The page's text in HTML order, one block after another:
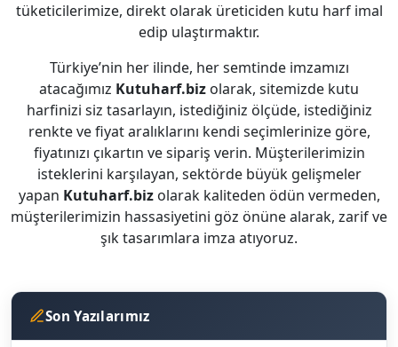
tüketicilerimize, direkt olarak üreticiden kutu harf imal
edip ulaştırmaktır.
Türkiye’nin her ilinde, her semtinde imzamızı
atacağımız Kutuharf.biz olarak, sitemizde kutu
harfinizi siz tasarlayın, istediğiniz ölçüde, istediğiniz
renkte ve fiyat aralıklarını kendi seçimlerinize göre,
fiyatınızı çıkartın ve sipariş verin. Müşterilerimizin
isteklerini karşılayan, sektörde büyük gelişmeler
yapan Kutuharf.biz olarak kaliteden ödün vermeden,
müşterilerimizin hassasiyetini göz önüne alarak, zarif ve
şık tasarımlara imza atıyoruz.
Son Yazılarımız